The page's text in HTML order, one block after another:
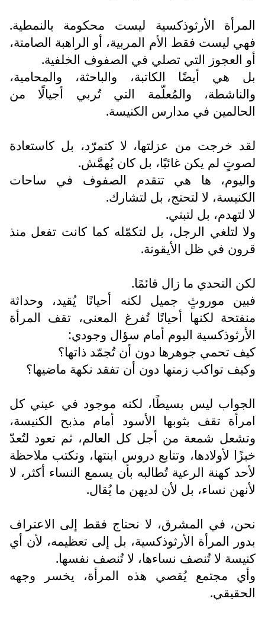
المرأة الأرثوذكسية ليست محكومة بالنمطية.
فهي ليست فقط الأم المربية، أو الراهبة الصامتة،
أو العجوز التي تصلي في الصفوف الخلفية.
بل هي أيضًا الكاتبة، والباحثة، والمحامية،
والناشطة، والمُعلّمة التي تُربي أجيالًا من
الحالمين في مدارس الكنيسة.
لقد خرجت من عزلتها، لا كتمرّد، بل كاستعادة
لصوتٍ لم يكن غائبًا، بل كان يُهمَّش.
واليوم، ها هي تتقدم الصفوف في ساحات
الكنيسة، لا لتحتج، بل لتشارك.
لا لتهدم، بل لتبني.
ولا لتلغي الرجل، بل لتكمّله كما كانت تفعل منذ
قرون في ظل الأيقونة.
لكن التحدي ما زال قائمًا.
فبين موروثٍ جميل لكنه أحيانًا يُقيد، وحداثة
منفتحة لكنها أحيانًا تُفرغ المعنى، تقف المرأة
الأرثوذكسية اليوم أمام سؤال وجودي:
كيف تحمي جوهرها دون أن تُجمّد ذاتها؟
وكيف تواكب زمنها دون أن تفقد نكهة ماضيها؟
الجواب ليس بسيطًا، لكنه موجود في عيني كل
امرأة تقف بثوبها الأسود أمام مذبح الكنيسة،
وتشعل شمعة من أجل كل العالم، ثم تعود لتُعدّ
خبزًا لأولادها، وتتابع دروس ابنتها، وتكتب ملاحظة
لأحد كهنة الرعية تُطالبه بأن يسمع النساء أكثر، لا
لأنهن نساء، بل لأن لديهن ما يُقال.
نحن، في المشرق، لا نحتاج فقط إلى الاعتراف
بدور المرأة الأرثوذكسية، بل إلى تعظيمه، لأن أي
كنيسة لا تُنصف نساءها، لا تُنصف نفسها.
وأي مجتمع يُقصي هذه المرأة، يخسر وجهه
الحقيقي.